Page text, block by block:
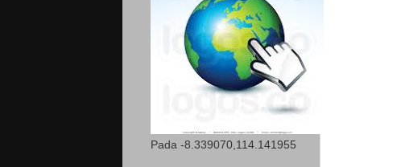
Pada -8.339070,114.141955